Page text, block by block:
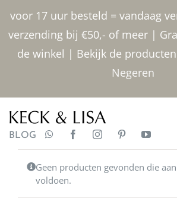
voor 17 uur besteld = vandaag
verzending bij €50,- of meer |
de winkel | Bekijk de
Negeren
inhoud
BLOG
Geen producten gevonden die
voldoen.